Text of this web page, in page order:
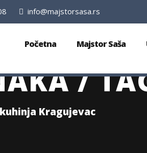
info@majstorsasa.rs
Početna Majstor Saša
/
Kragujevac